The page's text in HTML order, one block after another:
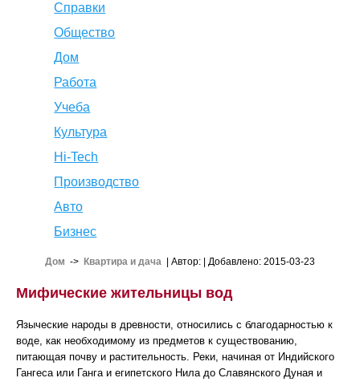
Справки
Общество
Дом
Работа
Учеба
Культура
Hi-Tech
Производство
Авто
Бизнес
Дом -> Квартира и дача | Автор: | Добавлено: 2015-03-23
Мифические жительницы вод
Языческие народы в древности, относились с благодарностью к
воде, как необходимому из предметов к существованию,
питающая почву и растительность. Реки, начиная от Индийского
Гангеса или Ганга и египетского Нила до Славянского Дуная и